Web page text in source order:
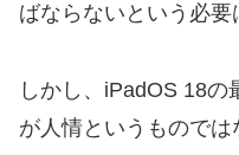
ばならないという必要
しかし、iPadOS 18
が人情というものでは